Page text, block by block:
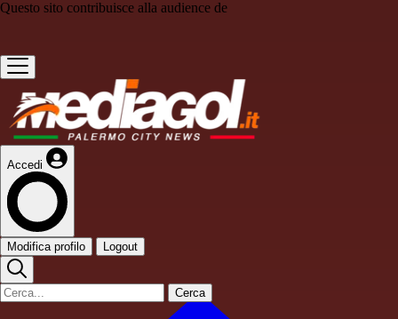
Questo sito contribuisce alla audience de
Accedi
Modifica profilo Logout
Cerca